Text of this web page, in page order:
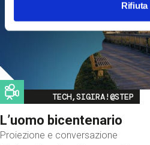
Rifiuta
Image
TECH,SIGIRA!@STEP
L’uomo bicentenario
Proiezione e conversazione